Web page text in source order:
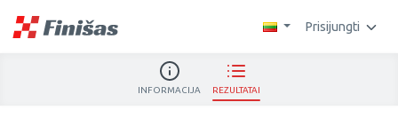
Prisijungti
INFORMACIJA REZULTATAI